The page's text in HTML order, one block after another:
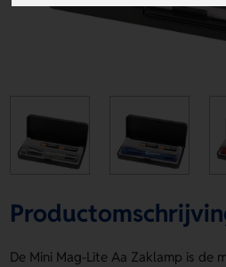
De Mini Mag-Lite Aa Zaklamp is de